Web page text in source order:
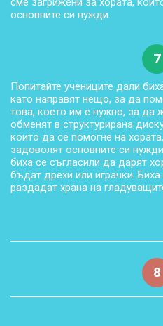
основните си нужди.
7
Попитайте учениците дали
като направят нещо, за да
това, което им е нужно, за да
обменят в структурирана
които да се помогне на
задоволят основните си
биха се съгласили да дарят
бъдат дрехи или играчки.
раздадат храна на
8